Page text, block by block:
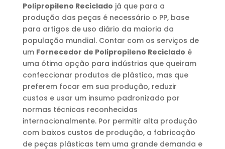
Polipropileno Reciclado já que para a
produção das peças é necessário o PP, base
para artigos de uso diário da maioria da
população mundial. Contar com os serviços de
um Fornecedor de Polipropileno Reciclado é
uma ótima opção para indústrias que queiram
confeccionar produtos de plástico, mas que
preferem focar em sua produção, reduzir
custos e usar um insumo padronizado por
normas técnicas reconhecidas
internacionalmente. Por permitir alta produção
com baixos custos de produção, a fabricação
de peças plásticas tem uma grande demanda e